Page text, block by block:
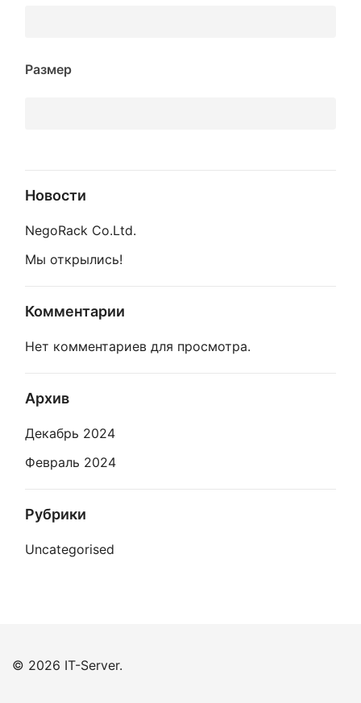
Размер
Новости
NegoRack Co.Ltd.
Мы открылись!
Комментарии
Нет комментариев для просмотра.
Архив
Декабрь 2024
Февраль 2024
Рубрики
Uncategorised
© 2026 IT-Server.